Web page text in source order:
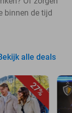
binnen de tijd
alle deals
27%